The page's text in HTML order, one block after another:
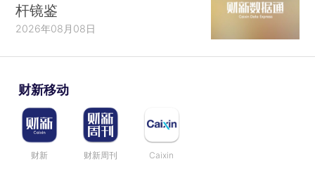
杆镜鉴
2026年08月08日
财新移动
财新 财新周刊 Caixin